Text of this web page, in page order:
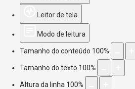
Leitor de tela
Modo de leitura
Tamanho do conteúdo 100%
Tamanho do texto 100%
Altura da linha 100%